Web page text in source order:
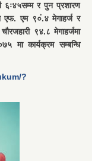
६ः४५सम्म र पुन प्रशारण
एफ. एम ९०ं.४ मेगाहर्ज र
९४.८ मेगाहर्जमा
मा कार्यक्रम सम्बन्धि
?